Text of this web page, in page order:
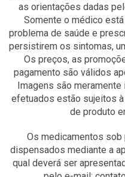
as orientações dadas
Somente o médico
problema de saúde e
persistirem os sintomas,
Os preços, as
pagamento são válidos
Imagens são
efetuados estão sujeitos
de produto
Os medicamentos
dispensados mediante a
qual deverá ser